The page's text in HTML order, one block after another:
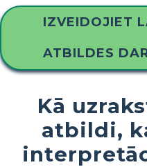
IZVEIDOJIET
ATBILDES
Kā
atbildi,